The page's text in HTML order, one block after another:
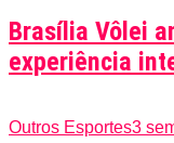
Brasília Vôlei
experiência
Outros Esportes3